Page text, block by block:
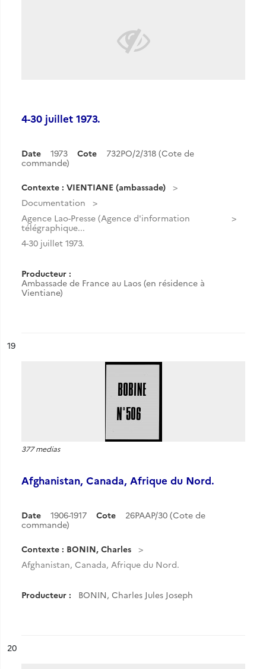
4-30 juillet 1973.
Date 1973 Cote
732PO/2/318 (Cote de
commande)
Contexte : VIENTIANE (ambassade)
Documentation
Agence Lao-Presse (Agence d'information
télégraphique...
4-30 juillet 1973.
Producteur :
Ambassade de France au Laos (en résidence à
Vientiane)
n°
19
377 medias
Afghanistan, Canada, Afrique du Nord.
Date 1906-1917 Cote
26PAAP/30 (Cote de
commande)
Contexte : BONIN, Charles
Afghanistan, Canada, Afrique du Nord.
Producteur : BONIN, Charles Jules Joseph
n°
20